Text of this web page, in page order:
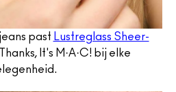
past Lustreglass Sheer-
It's M·A·C! bij elke